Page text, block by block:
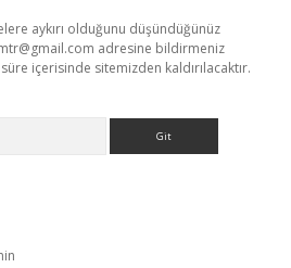
aykırı olduğunu düşündüğünüz
adresine bildirmeniz
içerisinde sitemizden kaldırılacaktır.